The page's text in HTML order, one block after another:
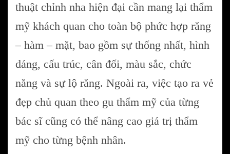
thuật chỉnh nha hiện đại cần mang lại thẩm
mỹ khách quan cho toàn bộ phức hợp răng
– hàm – mặt, bao gồm sự thống nhất, hình
dáng, cấu trúc, cân đối, màu sắc, chức
năng và sự lộ răng. Ngoài ra, việc tạo ra vẻ
đẹp chủ quan theo gu thẩm mỹ của từng
bác sĩ cũng có thể nâng cao giá trị thẩm
mỹ cho từng bệnh nhân.